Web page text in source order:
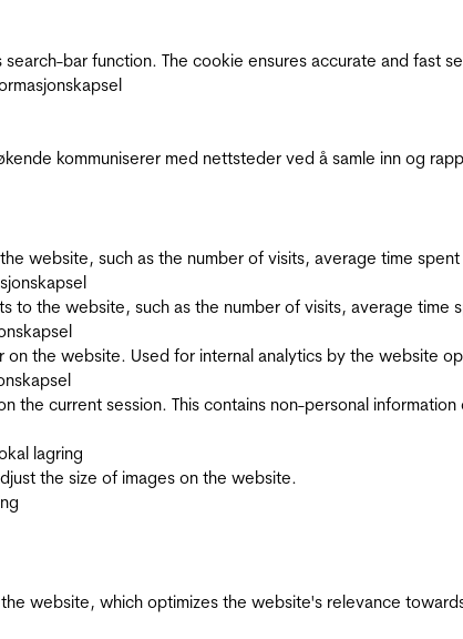
bar function. The cookie ensures accurate and fast
kommuniserer med nettsteder ved å samle inn og
website, such as the number of visits, average time
to the website, such as the number of visits, average
on the website. Used for internal analytics by the website
the current session. This contains non-personal
lagring
the size of images on the website.
website, which optimizes the website's relevance